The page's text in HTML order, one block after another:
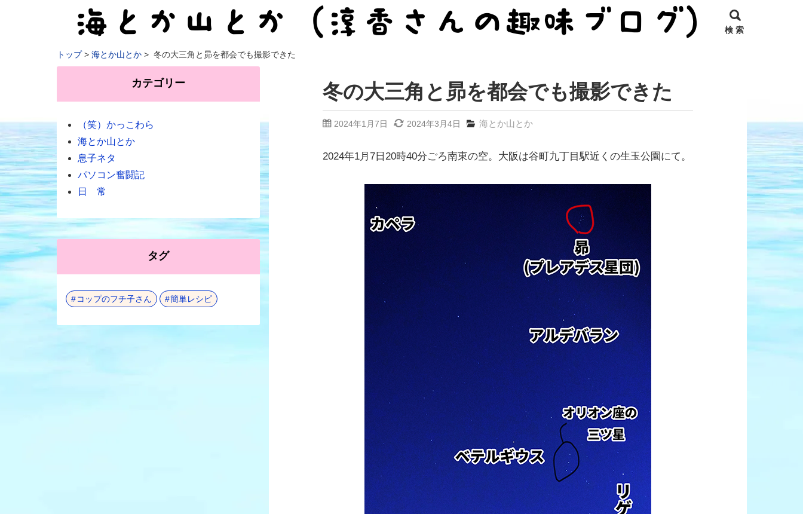
検 索
トップ 海とか山とか 冬の大三角と昴を都会でも撮影できた
冬の大三角と昴を都会でも撮影できた
2024年1月7日 2024年3月4日 海とか山とか
2024年1月7日20時40分ごろ南東の空。大阪は谷町九丁目駅近くの生玉公園にて。
カテゴリー
（笑）かっこわら
海とか山とか
息子ネタ
パソコン奮闘記
日 常
タグ
コップのフチ子さん 簡単レシピ